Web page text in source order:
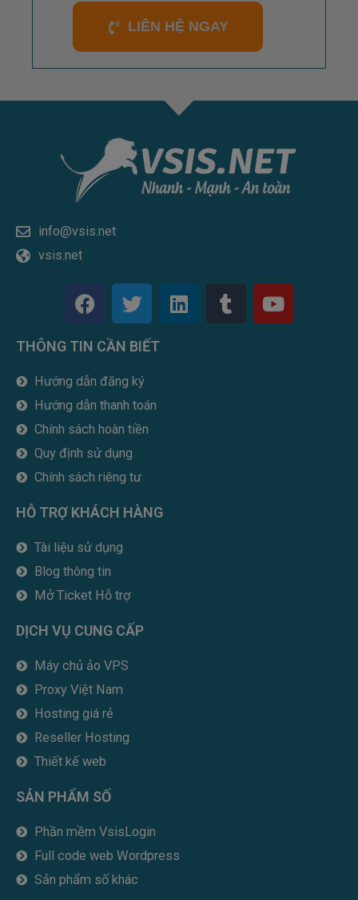
LIÊN HỆ NGAY
info@vsis.net
vsis.net
F
a
e
b
o
o
k
T
w
t
t
e
r
L
i
T
u
Y
o
THÔNG TIN CẦN BIẾT
Hướng dẫn đăng ký
Hướng dẫn thanh toán
Chính sách hoàn tiền
Quy định sử dụng
Chính sách riêng tư
HỖ TRỢ KHÁCH HÀNG
Tài liệu sử dụng
Blog thông tin
Mở Ticket Hỗ trợ
DỊCH VỤ CUNG CẤP
Máy chủ ảo VPS
Proxy Việt Nam
Hosting giá rẻ
Reseller Hosting
Thiết kế web
SẢN PHẨM SỐ
Phần mềm VsisLogin
Full code web Wordpress
Sản phẩm số khác